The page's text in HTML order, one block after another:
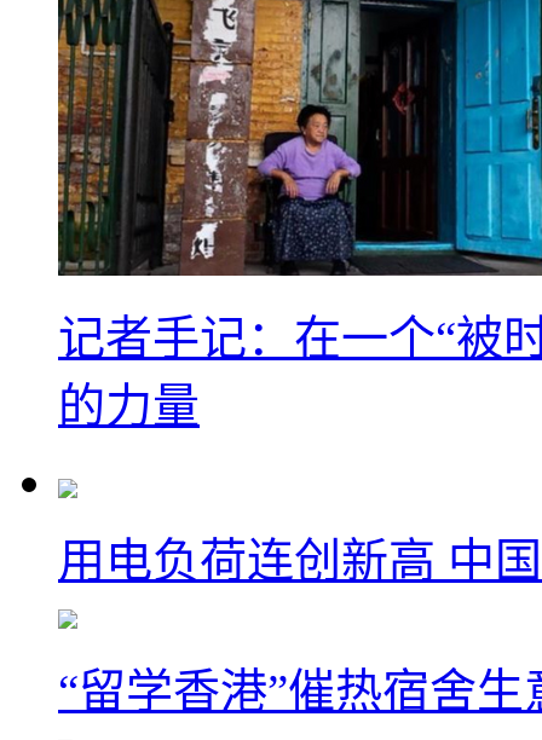
记者手记：在一个“被
的力量
用电负荷连创新高 中
“留学香港”催热宿舍